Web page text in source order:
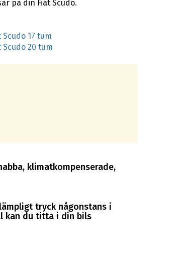
på din Fiat Scudo.
17 tum
20 tum
klimatkompenserade,
tryck någonstans i
kan du titta i din bils